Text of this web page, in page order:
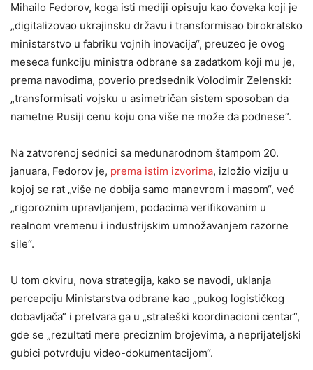
Mihailo Fedorov, koga isti mediji opisuju kao čoveka koji je
„digitalizovao ukrajinsku državu i transformisao birokratsko
ministarstvo u fabriku vojnih inovacija“, preuzeo je ovog
meseca funkciju ministra odbrane sa zadatkom koji mu je,
prema navodima, poverio predsednik Volodimir Zelenski:
„transformisati vojsku u asimetričan sistem sposoban da
nametne Rusiji cenu koju ona više ne može da podnese“.
Na zatvorenoj sednici sa međunarodnom štampom 20.
januara, Fedorov je, prema istim izvorima, izložio viziju u
kojoj se rat „više ne dobija samo manevrom i masom“, već
„rigoroznim upravljanjem, podacima verifikovanim u
realnom vremenu i industrijskim umnožavanjem razorne
sile“.
U tom okviru, nova strategija, kako se navodi, uklanja
percepciju Ministarstva odbrane kao „pukog logističkog
dobavljača“ i pretvara ga u „strateški koordinacioni centar“,
gde se „rezultati mere preciznim brojevima, a neprijateljski
gubici potvrđuju video-dokumentacijom“.